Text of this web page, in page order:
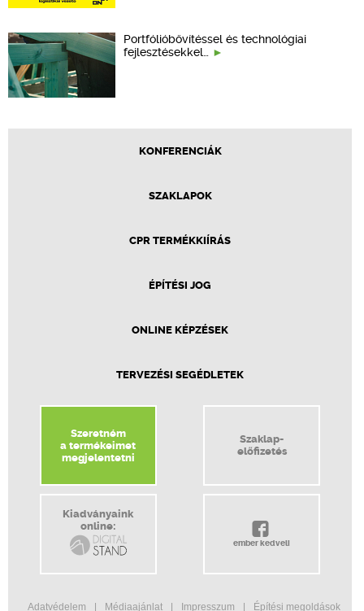
Portfólióbővítéssel és technológiai
fejlesztésekkel…
KONFERENCIÁK
SZAKLAPOK
CPR TERMÉKKIÍRÁS
ÉPÍTÉSI JOG
ONLINE KÉPZÉSEK
TERVEZÉSI SEGÉDLETEK
Szeretném
a termékeimet
megjelentetni
Szaklap-
előfizetés
Kiadványaink
online:
ember kedveli
Adatvédelem Médiaajánlat Impresszum Építési megoldások